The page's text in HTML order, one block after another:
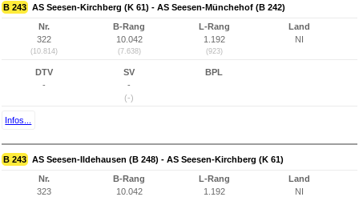
B 243 AS Seesen-Kirchberg (K 61) - AS Seesen-Münchehof (B 242)
Nr.
322
(10.814)
B-Rang
10.042
(7.638)
L-Rang
1.192
(923)
Land
NI
DTV
-
SV
-
(-)
BPL
Infos...
B 243 AS Seesen-Ildehausen (B 248) - AS Seesen-Kirchberg (K 61)
Nr.
323
B-Rang
10.042
L-Rang
1.192
Land
NI